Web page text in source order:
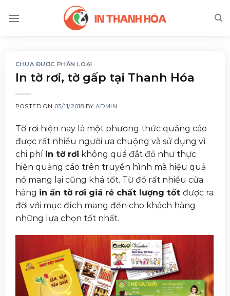
CHƯA ĐƯỢC PHÂN LOẠI
In tờ rơi, tờ gấp tại Thanh Hóa
POSTED ON 03/11/2018 BYADMIN
Tờ rơi hiện nay là một phương thức quảng cáo
được rất nhiều người ưa chuộng và sử dụng vì
chi phí in tờ rơi không quá đắt đỏ như thực
hiện quảng cáo trên truyền hình mà hiệu quả
nó mang lại cũng khá tốt. Từ đó rất nhiều cửa
hàng in ấn tờ rơi giá rẻ chất lượng tốt được ra
đời với mục đích mang đến cho khách hàng
những lựa chọn tốt nhất.